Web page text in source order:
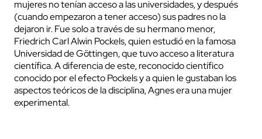
mujeres no tenían acceso a las universidades, y después
(cuando empezaron a tener acceso) sus padres no la
dejaron ir. Fue solo a través de su hermano menor,
Friedrich Carl Alwin Pockels, quien estudió en la famosa
Universidad de Göttingen, que tuvo acceso a literatura
científica. A diferencia de este, reconocido científico
conocido por el efecto Pockels y a quien le gustaban los
aspectos teóricos de la disciplina, Agnes era una mujer
experimental.